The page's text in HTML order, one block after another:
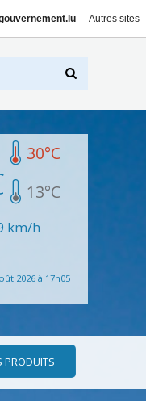
Autres sites
30°C
13°C
km/h
2026 à 17h05
PRODUITS